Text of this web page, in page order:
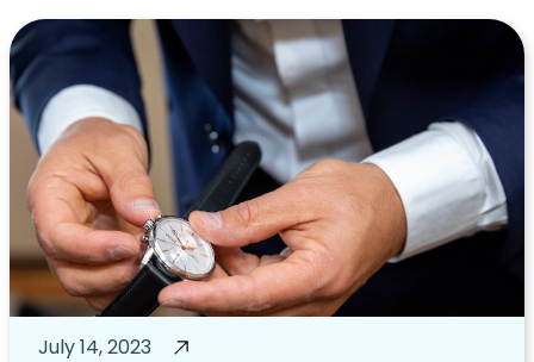
July 14, 2023